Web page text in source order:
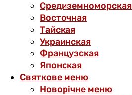
Средиземноморская
Восточная
Тайская
Украинская
Французская
Японская
Святкове меню
Новорічне меню